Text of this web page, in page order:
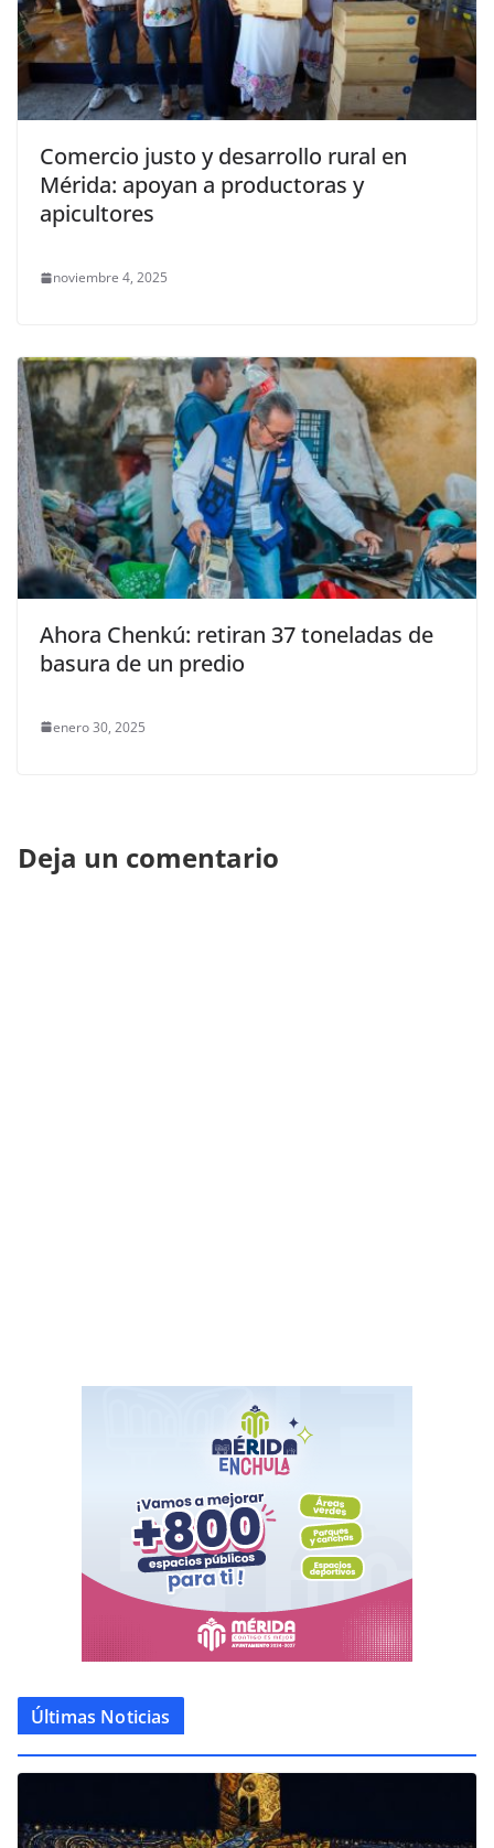
Comercio justo y desarrollo rural en
Mérida: apoyan a productoras y
apicultores
noviembre 4, 2025
Ahora Chenkú: retiran 37 toneladas de
basura de un predio
enero 30, 2025
Deja un comentario
Últimas Noticias